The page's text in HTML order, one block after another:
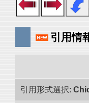
引用情
引用形式選択: